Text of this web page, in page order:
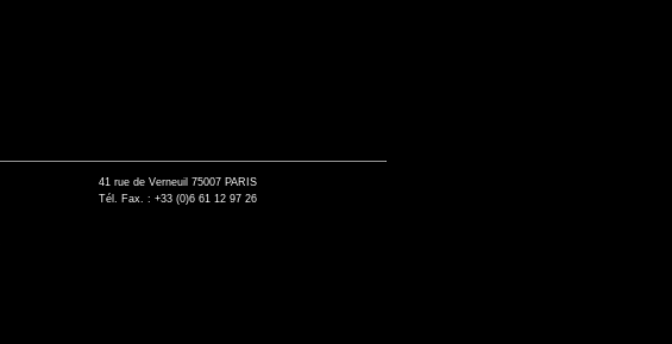
41 rue de Verneuil 75007 PARIS
Tél. Fax. : +33 (0)6 61 12 97 26